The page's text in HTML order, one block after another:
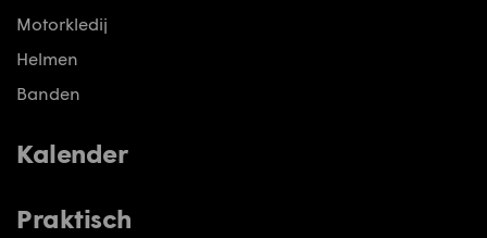
Motorkledij
Helmen
Banden
Kalender
Praktisch